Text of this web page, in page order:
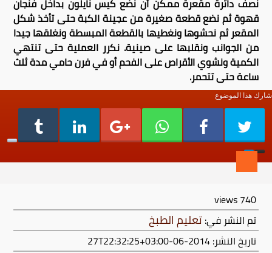
نصف دائرة مقعرة ممكن أن نضع كيس نايلون بداخل فنجان
قهوة ثم نضع قطعة صغيرة من عجينة الكبة حتى تأخذ شكل
المقعر ثم نحشوها ونغطيها بالقطعة المبسطة ونغلقها جيدا
من الجوانب ونقلبها على صينية. نكرر العملية حتى تنتهي
الكمية ونشوي الأقراص على الفحم أو في فرن حامي مدة ثلث
ساعة حتى تتحمر.
شارك هذا الموضوع
740
views
تم النشر في:تعليم الطبخ
تاريخ النشر: 2014-06-27T22:32:25+03:00